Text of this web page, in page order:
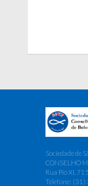
Sociedade de
CONSELHO
Rua Pio XI,
Telefone: